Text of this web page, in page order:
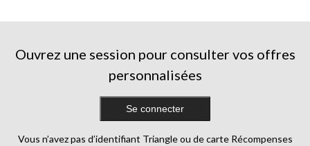
Ouvrez une session pour consulter vos offres
personnalisées
Se connecter
Vous n’avez pas d’identifiant Triangle ou de carte Récompenses